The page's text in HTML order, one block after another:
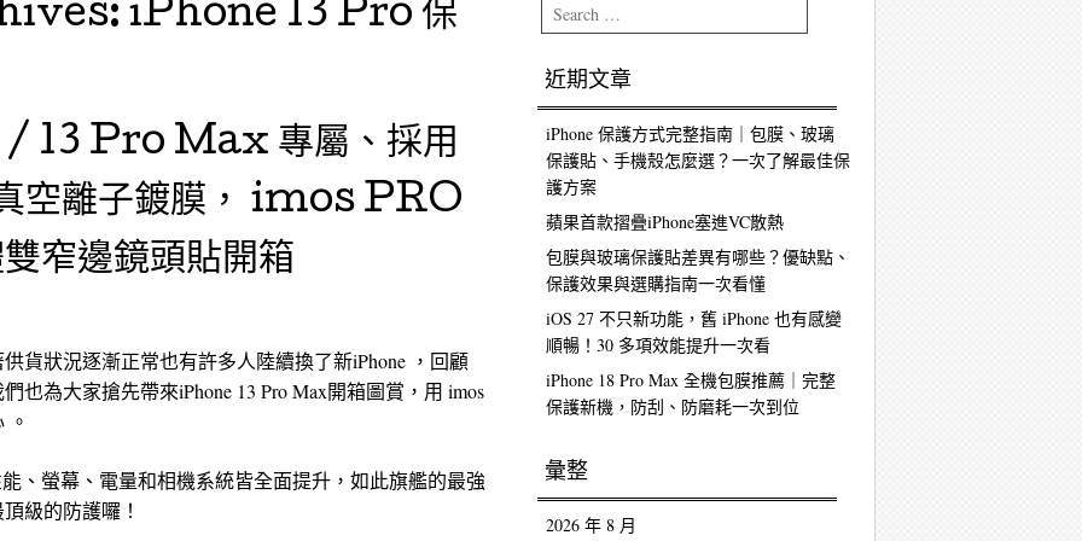
iPhone 13 Pro 保
13 Pro Max 專屬、採用
空離子鍍膜， imos PRO
窄邊鏡頭貼開箱
貨狀況逐漸正常也有許多人陸續換了新iPhone ，回顧
也為大家搶先帶來iPhone 13 Pro Max開箱圖賞，用 imos
、螢幕、電量和相機系統皆全面提升，如此旗艦的最強
級的防護囉！
Search
近期文章
iPhone 保護方式完整指南｜包膜、玻璃
保護貼、手機殼怎麼選？一次了解最佳保
護方案
蘋果首款摺疊iPhone塞進VC散熱
包膜與玻璃保護貼差異有哪些？優缺點、
保護效果與選購指南一次看懂
iOS 27 不只新功能，舊 iPhone 也有感變
順暢！30 多項效能提升一次看
iPhone 18 Pro Max 全機包膜推薦｜完整
保護新機，防刮、防磨耗一次到位
彙整
2026 年 8 月